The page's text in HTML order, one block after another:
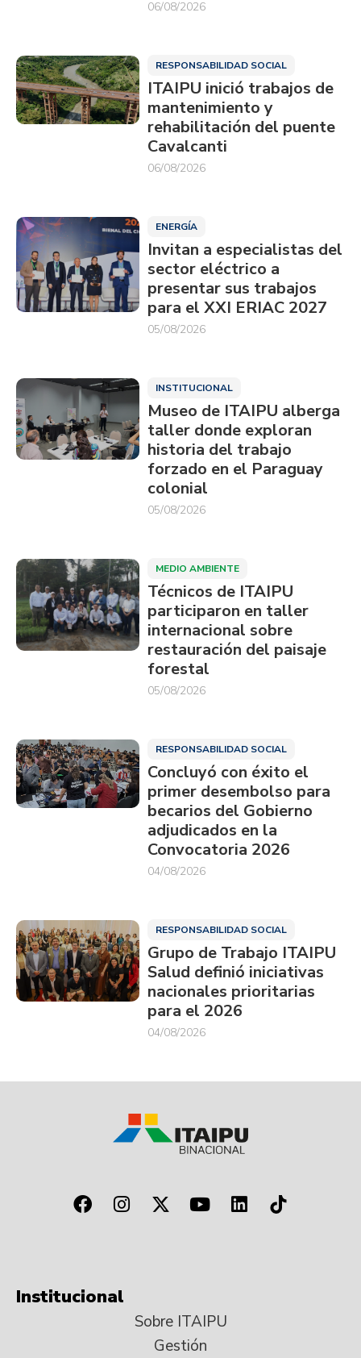
06/08/2026
RESPONSABILIDAD SOCIAL
ITAIPU inició trabajos de
mantenimiento y
rehabilitación del puente
Cavalcanti
06/08/2026
ENERGÍA
Invitan a especialistas del
sector eléctrico a
presentar sus trabajos
para el XXI ERIAC 2027
05/08/2026
INSTITUCIONAL
Museo de ITAIPU alberga
taller donde exploran
historia del trabajo
forzado en el Paraguay
colonial
05/08/2026
MEDIO AMBIENTE
Técnicos de ITAIPU
participaron en taller
internacional sobre
restauración del paisaje
forestal
05/08/2026
RESPONSABILIDAD SOCIAL
Concluyó con éxito el
primer desembolso para
becarios del Gobierno
adjudicados en la
Convocatoria 2026
04/08/2026
RESPONSABILIDAD SOCIAL
Grupo de Trabajo ITAIPU
Salud definió iniciativas
nacionales prioritarias
para el 2026
04/08/2026
Institucional
Sobre ITAIPU
Gestión